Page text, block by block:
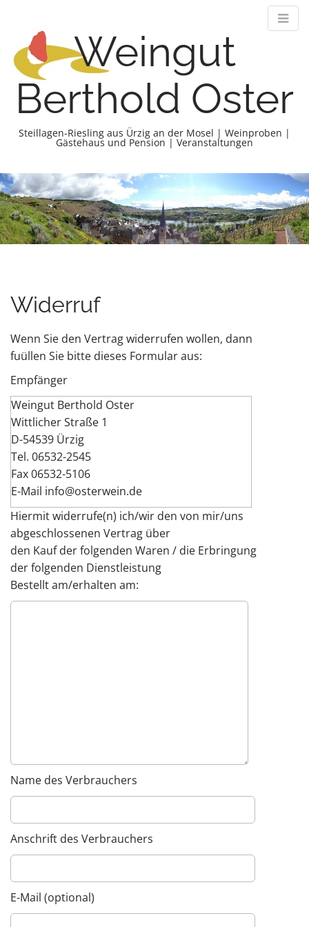
Weingut
Berthold Oster
Steillagen-Riesling aus Ürzig an der Mosel | Weinproben |
Gästehaus und Pension | Veranstaltungen
M
a
i
n
m
u
k
i
p
t
o
t
n
t
Widerruf
Wenn Sie den Vertrag widerrufen wollen, dann
fuüllen Sie bitte dieses Formular aus:
Empfänger
Weingut Berthold Oster
Wittlicher Straße 1
D-54539 Ürzig
Tel. 06532-2545
Fax 06532-5106
E-Mail info@osterwein.de
Hiermit widerrufe(n) ich/wir den von mir/uns
abgeschlossenen Vertrag über
den Kauf der folgenden Waren / die Erbringung
der folgenden Dienstleistung
Bestellt am/erhalten am:
Name des Verbrauchers
Anschrift des Verbrauchers
E-Mail (optional)